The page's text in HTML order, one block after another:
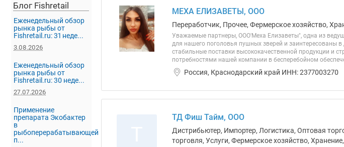
Блог Fishretail
Еженедельный обзор
рынка рыбы от
Fishretail.ru: 31 неде...
3.08.2026
Еженедельный обзор
рынка рыбы от
Fishretail.ru: 30 неде...
27.07.2026
Применение
препарата Экобактер
в
рыбоперерабатывающей
п...
МЕХА ЕЛИЗАВЕТЫ, ООО
Переработчик, Прочее, Фермерское хозяйство,
Уважаемые партнеры, OOO'Меха Елизаветы", одна из
для нашего поголовья пушных зверей и заинтересованы
стабильные поставки высококачественной продукции и
потребностями нашей компании в бесперебойном
Россия, Краснодарский край ИНН: 2377003270
ТД Фиш Тайм, ООО
Дистрибьютер, Импортер, Логистика, Оптовая
торговля, Услуги, Фермерское хозяйство,